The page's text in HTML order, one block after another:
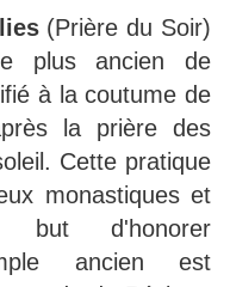
(Prière du Soir)
plus ancien de
à la coutume de
la prière des
Cette pratique
monastiques et
but d'honorer
ancien est